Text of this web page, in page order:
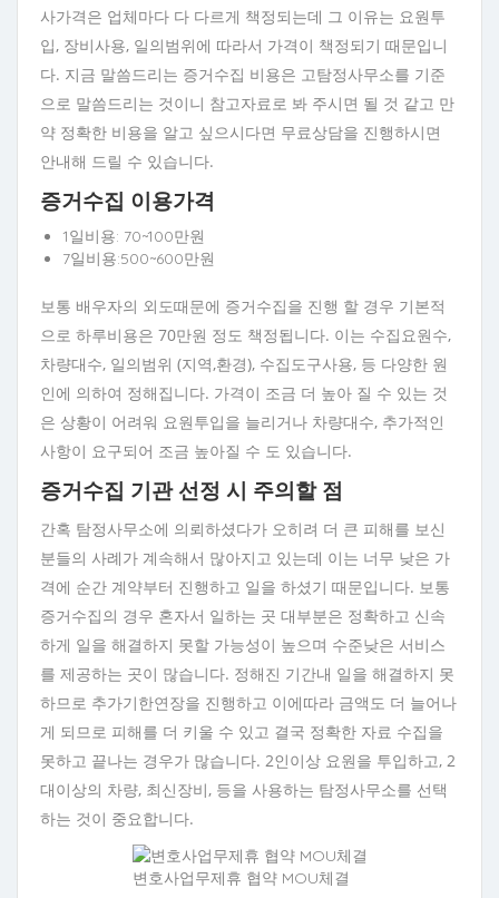
사가격은 업체마다 다 다르게 책정되는데 그 이유는 요원투
입, 장비사용, 일의범위에 따라서 가격이 책정되기 때문입니
다. 지금 말씀드리는 증거수집 비용은 고탐정사무소를 기준
으로 말씀드리는 것이니 참고자료로 봐 주시면 될 것 같고 만
약 정확한 비용을 알고 싶으시다면 무료상담을 진행하시면
안내해 드릴 수 있습니다.
증거수집 이용가격
1일비용: 70~100만원
7일비용:500~600만원
보통 배우자의 외도때문에 증거수집을 진행 할 경우 기본적
으로 하루비용은 70만원 정도 책정됩니다. 이는 수집요원수,
차량대수, 일의범위 (지역,환경), 수집도구사용, 등 다양한 원
인에 의하여 정해집니다. 가격이 조금 더 높아 질 수 있는 것
은 상황이 어려워 요원투입을 늘리거나 차량대수, 추가적인
사항이 요구되어 조금 높아질 수 도 있습니다.
증거수집 기관 선정 시 주의할 점
간혹 탐정사무소에 의뢰하셨다가 오히려 더 큰 피해를 보신
분들의 사례가 계속해서 많아지고 있는데 이는 너무 낮은 가
격에 순간 계약부터 진행하고 일을 하셨기 때문입니다. 보통
증거수집의 경우 혼자서 일하는 곳 대부분은 정확하고 신속
하게 일을 해결하지 못할 가능성이 높으며 수준낮은 서비스
를 제공하는 곳이 많습니다. 정해진 기간내 일을 해결하지 못
하므로 추가기한연장을 진행하고 이에따라 금액도 더 늘어나
게 되므로 피해를 더 키울 수 있고 결국 정확한 자료 수집을
못하고 끝나는 경우가 많습니다. 2인이상 요원을 투입하고, 2
대이상의 차량, 최신장비, 등을 사용하는 탐정사무소를 선택
하는 것이 중요합니다.
변호사업무제휴 협약 MOU체결